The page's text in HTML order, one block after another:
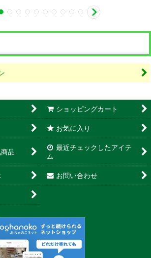
ショッピングカート
お気に入り
品
最近チェックしたアイテ
ム
お問い合わせ